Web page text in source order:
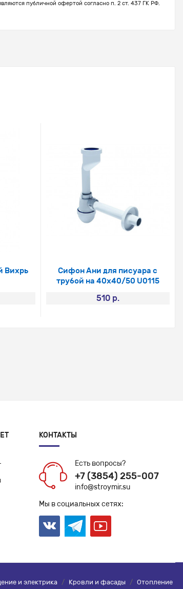
публичной офертой согласно п. 2 ст. 437 ГК РФ.
Вихрь
Сифон Ани для писуара с
трубой на 40х40/50 U0115
510 р.
КОНТАКТЫ
Есть вопросы?
+7 (3854) 255-007
info@stroymir.su
Мы в социальных сетях:
и электрика / Кровли и фасады / Отопление